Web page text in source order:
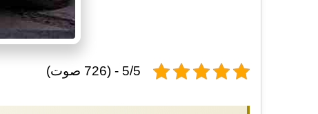
5/5 - (726 صوت)